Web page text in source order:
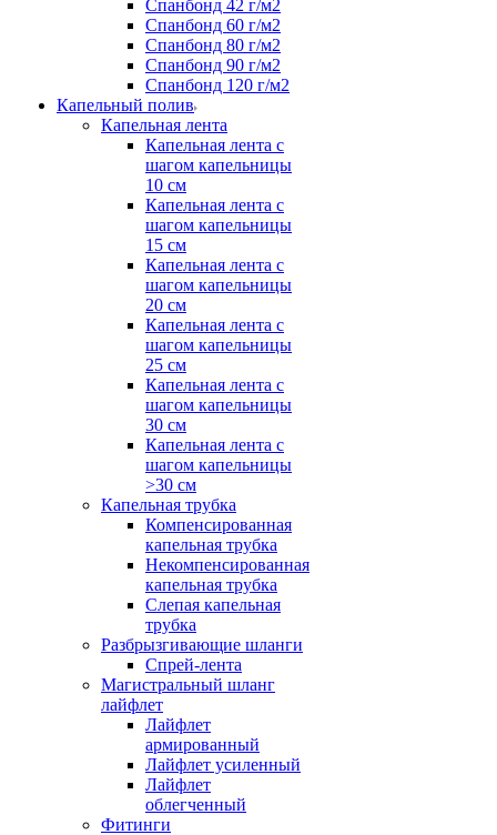
Спанбонд 42 г/м2
Спанбонд 60 г/м2
Спанбонд 80 г/м2
Спанбонд 90 г/м2
Спанбонд 120 г/м2
Капельный полив
Капельная лента
Капельная лента с
шагом капельницы
10 см
Капельная лента с
шагом капельницы
15 см
Капельная лента с
шагом капельницы
20 см
Капельная лента с
шагом капельницы
25 см
Капельная лента с
шагом капельницы
30 см
Капельная лента с
шагом капельницы
>30 см
Капельная трубка
Компенсированная
капельная трубка
Некомпенсированная
капельная трубка
Слепая капельная
трубка
Разбрызгивающие шланги
Спрей-лента
Магистральный шланг
лайфлет
Лайфлет
армированный
Лайфлет усиленный
Лайфлет
облегченный
Фитинги